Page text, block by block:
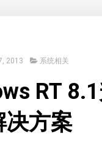
2013 系统相关
RT
决方案